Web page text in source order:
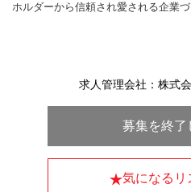
ホルダーから信頼され愛される企業づ
募集を終了
気になるリ
求人管理会社：株式